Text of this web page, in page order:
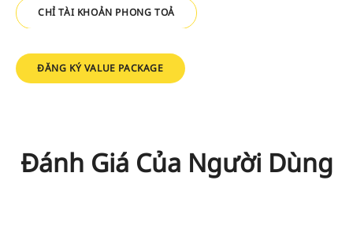
CHỈ TÀI KHOẢN PHONG TOẢ
ĐĂNG KÝ VALUE PACKAGE
Đánh Giá Của Người Dùng